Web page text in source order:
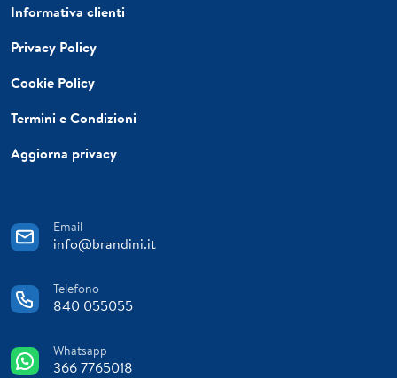
Informativa clienti
Privacy Policy
Cookie Policy
Termini e Condizioni
Aggiorna privacy
Email
info@brandini.it
Telefono
840 055055
Whatsapp
366 7765018